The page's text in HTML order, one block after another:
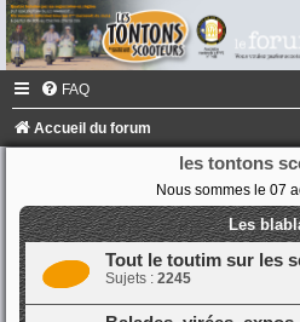
FAQ
Accueil du forum
les tontons
Nous sommes le 07
Les
Tout le toutim sur les
Sujets : 2245